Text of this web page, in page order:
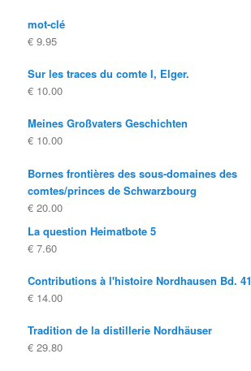
mot-clé
€ 9.95
Sur les traces du comte I, Elger.
€ 10.00
Meines Großvaters Geschichten
€ 10.00
Bornes frontières des sous-domaines des
comtes/princes de Schwarzbourg
€ 20.00
La question Heimatbote 5
€ 7.60
Contributions à l'histoire Nordhausen Bd. 41
€ 14.00
Tradition de la distillerie Nordhäuser
€ 29.80